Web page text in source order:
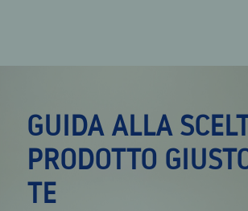
GUIDA ALLA
PRODOTTO
TE